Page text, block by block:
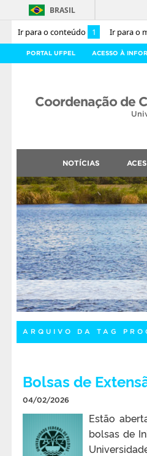
Ir para o conteúdo 1 Ir para o
BRASIL
PORTAL UFPEL ACESSO À
Coordenação de
NOTÍCIAS
ARQUIVO DA TAG
Bolsas de
04/02/2026
Estão
bolsas de